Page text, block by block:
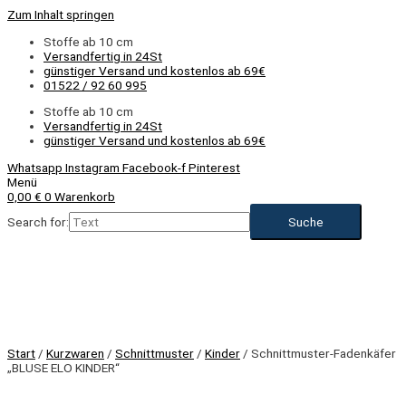
Zum Inhalt springen
Stoffe ab 10 cm
Versandfertig in 24St
günstiger Versand und kostenlos ab 69€
01522 / 92 60 995
Stoffe ab 10 cm
Versandfertig in 24St
günstiger Versand und kostenlos ab 69€
Whatsapp Instagram Facebook-fPinterest
Menü
0,00 € 0 Warenkorb
Search for:
Start / Kurzwaren / Schnittmuster / Kinder / Schnittmuster-Fadenkäfer
„BLUSE ELO KINDER“